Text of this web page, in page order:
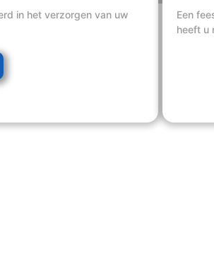
in het verzorgen van uw
Een
heeft u